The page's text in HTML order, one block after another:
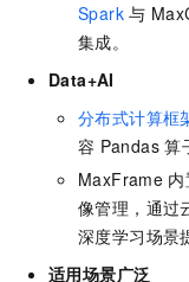
Spark 与
集成。
Data+AI
分布式计算框
容 Pandas 算
MaxFrame
像管理，通过
深度学习场景
适用场景广泛